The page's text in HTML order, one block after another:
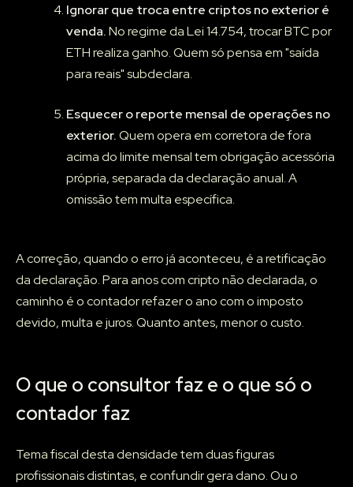
Ignorar que troca entre criptos no exterior é
venda.No regime da Lei 14.754, trocar BTC por
ETH realiza ganho. Quem só pensa em "saída
para reais" subdeclara.
Esquecer o reporte mensal de operações no
exterior.Quem opera em corretora de fora
acima do limite mensal tem obrigação acessória
própria, separada da declaração anual. A
omissão tem multa específica.
A correção, quando o erro já aconteceu, é a retificação
da declaração. Para anos com cripto não declarada, o
caminho é o contador refazer o ano com o imposto
devido, multa e juros. Quanto antes, menor o custo.
O que o consultor faz e o que só o
contador faz
Tema fiscal desta densidade tem duas figuras
profissionais distintas, e confundir gera dano. Ou o